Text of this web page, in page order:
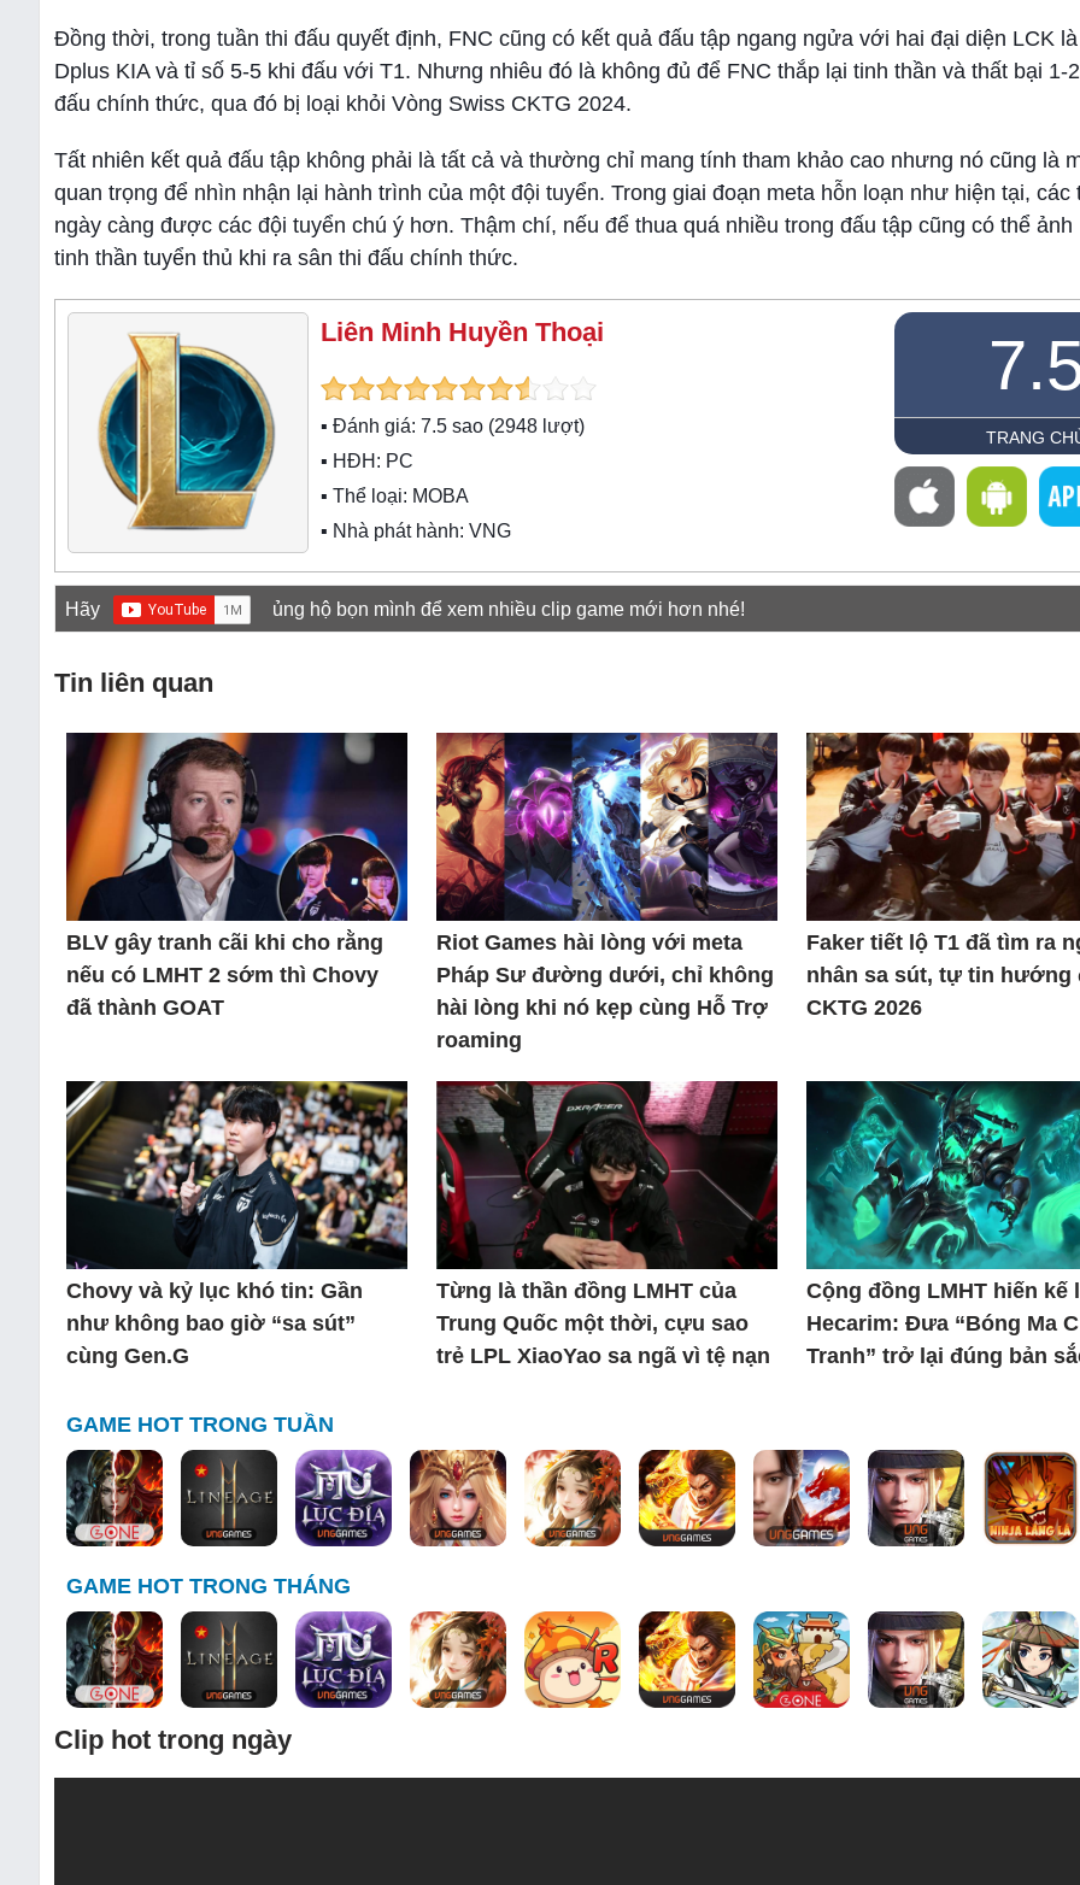
Đồng thời, trong tuần thi đấu quyết định, FNC cũng có kết quả đấu tập ngang ngửa với hai đại diện LCK
Dplus KIA và tỉ số 5-5 khi đấu với T1. Nhưng nhiêu đó là không đủ để FNC thắp lại tinh thần và thất bại 1-
đấu chính thức, qua đó bị loại khỏi Vòng Swiss CKTG 2024.
Tất nhiên kết quả đấu tập không phải là tất cả và thường chỉ mang tính tham khảo cao nhưng nó cũng là
quan trọng để nhìn nhận lại hành trình của một đội tuyển. Trong giai đoạn meta hỗn loạn như hiện tại, các
ngày càng được các đội tuyển chú ý hơn. Thậm chí, nếu để thua quá nhiều trong đấu tập cũng có thể
tinh thần tuyển thủ khi ra sân thi đấu chính thức.
Liên Minh Huyền Thoại
▪ Đánh giá: 7.5 sao (2948 lượt)
▪ HĐH: PC
▪ Thể loại: MOBA
▪ Nhà phát hành: VNG
TRANG
Hãy ủng hộ bọn mình để xem nhiều clip game mới hơn nhé!
Tin liên quan
BLV gây tranh cãi khi cho rằng
nếu có LMHT 2 sớm thì Chovy
đã thành GOAT
Riot Games hài lòng với meta
Pháp Sư đường dưới, chỉ không
hài lòng khi nó kẹp cùng Hỗ Trợ
roaming
Faker tiết lộ T1 đã tìm ra
nhân sa sút, tự tin hướng
CKTG 2026
Chovy và kỷ lục khó tin: Gần
như không bao giờ “sa sút”
cùng Gen.G
Từng là thần đồng LMHT của
Trung Quốc một thời, cựu sao
trẻ LPL XiaoYao sa ngã vì tệ nạn
Cộng đồng LMHT hiến kế
Hecarim: Đưa “Bóng Ma
Tranh” trở lại đúng bản
GAME HOT TRONG TUẦN
GAME HOT TRONG THÁNG
Clip hot trong ngày